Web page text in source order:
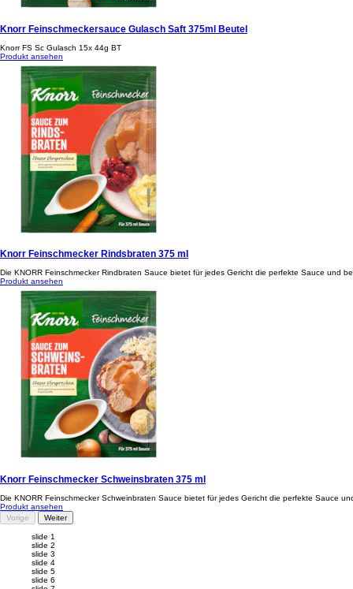
Knorr Feinschmeckersauce Gulasch Saft 375ml Beutel
Knorr FS Sc Gulasch 15x 44g BT
Produkt ansehen
Knorr Feinschmecker Rindsbraten 375 ml
Die KNORR Feinschmecker Rindbraten Sauce bietet für jedes Gericht die perfekte Sauce und
Produkt ansehen
Knorr Feinschmecker Schweinsbraten 375 ml
Die KNORR Feinschmecker Schweinbraten Sauce bietet für jedes Gericht die perfekte Sauce
Produkt ansehen
Vorige
Weiter
slide 1
slide 2
slide 3
slide 4
slide 5
slide 6